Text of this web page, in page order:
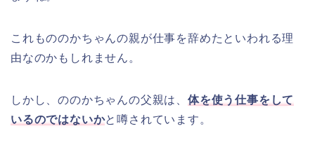
これもののかちゃんの親が仕事を辞めたといわれる理
由なのかもしれません。
しかし、ののかちゃんの父親は、 体を使う仕事をして
いるのではないかと噂されています。